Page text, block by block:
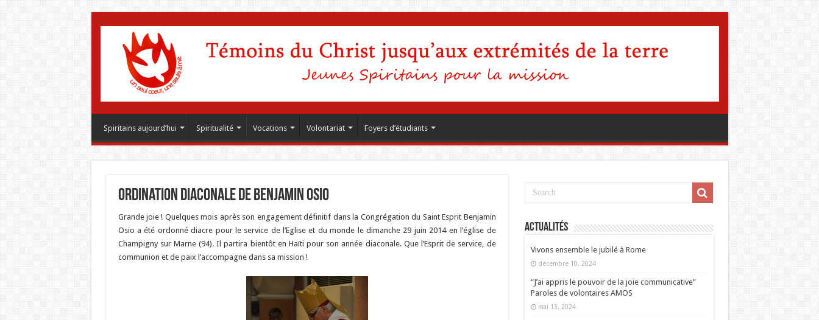
Spiritains aujourd’hui Spiritualité Vocations Volontariat Foyers d’étudiants
Ordination diaconale de Benjamin Osio
Grande joie ! Quelques mois après son engagement définitif dans la Congrégation du Saint Esprit Benjamin
Osio a été ordonné diacre pour le service de l’Eglise et du monde le dimanche 29 juin 2014 en l’église de
Champigny sur Marne (94). Il partira bientôt en Haïti pour son année diaconale. Que l’Esprit de service, de
communion et de paix l’accompagne dans sa mission !
Actualités
Vivons ensemble le jubilé à Rome
décembre 10, 2024
“J’ai appris le pouvoir de la joie communicative”
Paroles de volontaires AMOS
mai 13, 2024